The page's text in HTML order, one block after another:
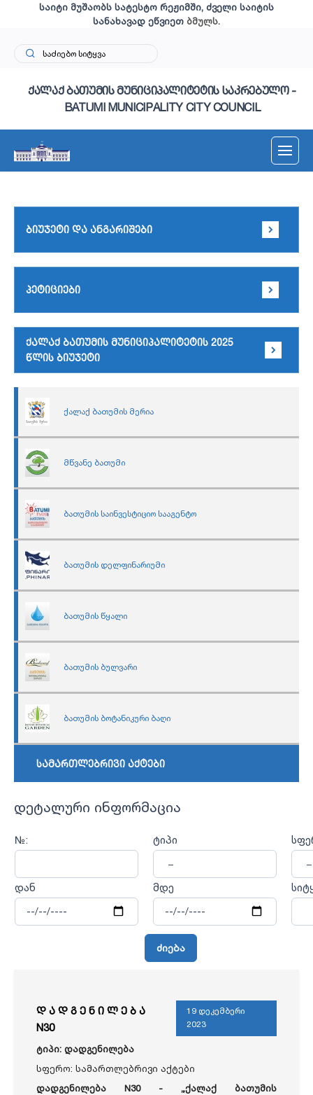
საიტი მუშაობს სატესტო რეჟიმში, ძველი საიტის
სანახავად ეწვიეთ ბმულს.
ქალაქ ბათუმის მუნიციპალიტეტის საკრებულო -
BATUMI MUNICIPALITY CITY COUNCIL
ბიუჯეტი და ანგარიშები
პეტიციები
ქალაქ ბათუმის მუნიციპალიტეტის 2025
წლის ბიუჯეტი
ქალაქ ბათუმის მერია
მწვანე ბათუმი
ბათუმის საინვესტიციო სააგენტო
ბათუმის დელფინარიუმი
ბათუმის წყალი
ბათუმის ბულვარი
ბათუმის ბოტანიკური ბაღი
სამართლებრივი აქტები
დეტალური ინფორმაცია
№: ტიპი
დან მდე
ძიება
დ ა დ გ ე ნ ი ლ ე ბ ა
N30
19 დეკემბერი
2023
ტიპი: დადგენილება
სფერო: სამართლებრივი აქტები
დადგენილება N30 - „ქალაქ ბათუმის